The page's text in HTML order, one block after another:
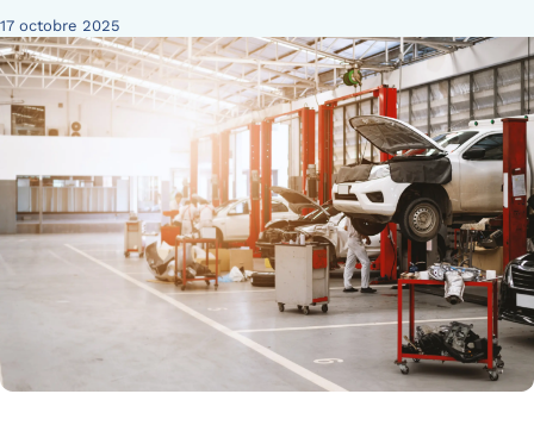
17 octobre 2025